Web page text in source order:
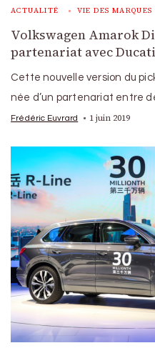
ACTUALITÉ VIE DES MARQUES
Volkswagen Amarok
partenariat avec Ducati
Cette nouvelle version du
née d’un partenariat entre
Frédéric Euvrard 1 juin 2019